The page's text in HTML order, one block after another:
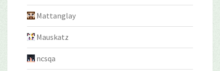
Mattanglay
Mauskatz
ncsqa